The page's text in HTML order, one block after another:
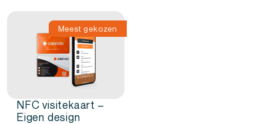
Meest gekozen
NFC visitekaart –
Eigen design